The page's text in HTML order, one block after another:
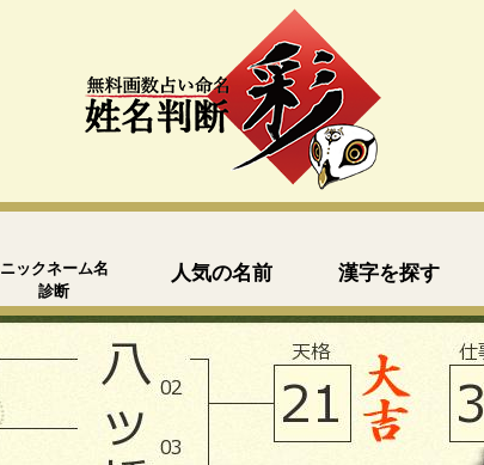
ニックネーム名
診断
人気の名前 漢字を探す